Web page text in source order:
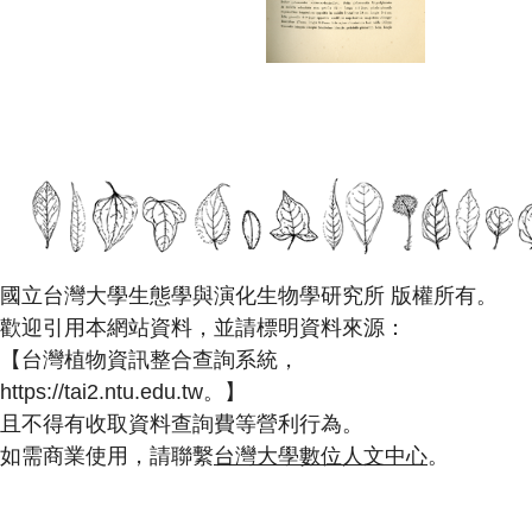
國立台灣大學生態學與演化生物學研究所 版權所有。
歡迎引用本網站資料，並請標明資料來源：
【台灣植物資訊整合查詢系統，
https://tai2.ntu.edu.tw。】
且不得有收取資料查詢費等營利行為。
如需商業使用，請聯繫台灣大學數位人文中心。